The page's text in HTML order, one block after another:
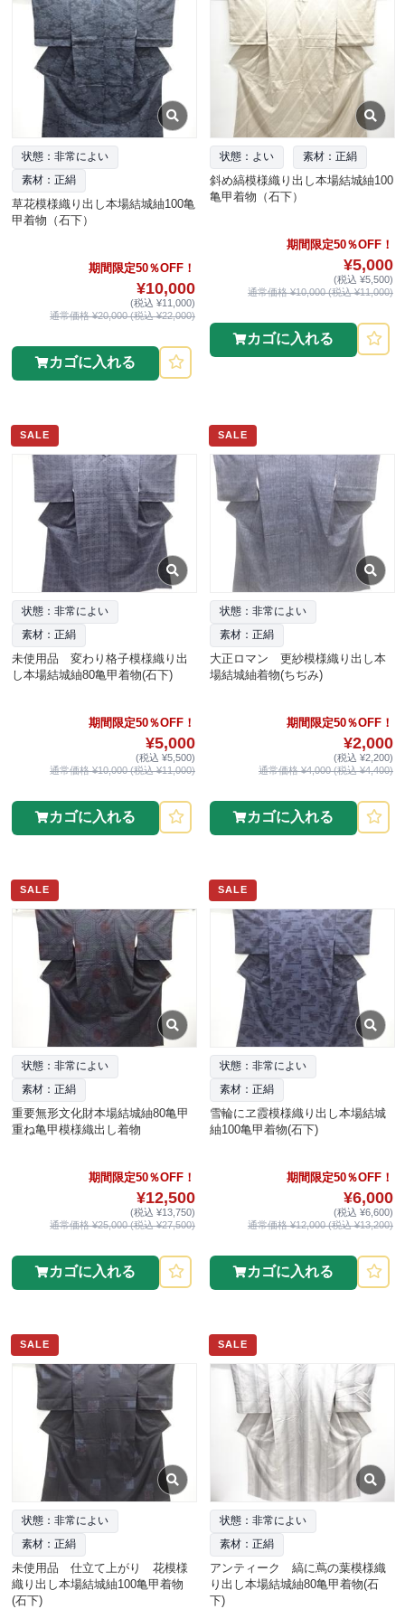
状態：非常によい
素材：正絹
草花模様織り出し本場結城紬100亀
甲着物（石下）
期間限定50％OFF！
¥10,000
(税込 ¥11,000)
通常価格 ¥20,000 (税込 ¥22,000)
カゴに入れる
状態：よい 素材：正絹
斜め縞模様織り出し本場結城紬100
亀甲着物（石下）
期間限定50％OFF！
¥5,000
(税込 ¥5,500)
通常価格 ¥10,000 (税込 ¥11,000)
カゴに入れる
SALE
状態：非常によい
素材：正絹
未使用品 変わり格子模様織り出
し本場結城紬80亀甲着物(石下)
期間限定50％OFF！
¥5,000
(税込 ¥5,500)
通常価格 ¥10,000 (税込 ¥11,000)
カゴに入れる
SALE
状態：非常によい
素材：正絹
大正ロマン 更紗模様織り出し本
場結城紬着物(ちぢみ)
期間限定50％OFF！
¥2,000
(税込 ¥2,200)
通常価格 ¥4,000 (税込 ¥4,400)
カゴに入れる
SALE
状態：非常によい
素材：正絹
重要無形文化財本場結城紬80亀甲
重ね亀甲模様織出し着物
期間限定50％OFF！
¥12,500
(税込 ¥13,750)
通常価格 ¥25,000 (税込 ¥27,500)
カゴに入れる
SALE
状態：非常によい
素材：正絹
雪輪にヱ霞模様織り出し本場結城
紬100亀甲着物(石下)
期間限定50％OFF！
¥6,000
(税込 ¥6,600)
通常価格 ¥12,000 (税込 ¥13,200)
カゴに入れる
SALE
状態：非常によい
素材：正絹
未使用品 仕立て上がり 花模様
織り出し本場結城紬100亀甲着物
(石下)
SALE
状態：非常によい
素材：正絹
アンティーク 縞に蔦の葉模様織
り出し本場結城紬80亀甲着物(石
下)